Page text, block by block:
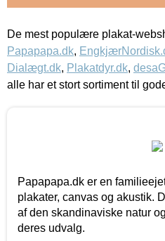
De mest populære plakat-
Papapapa.dk,
Dialægt.dk, Plakatdyr.dk,
alle har et stort sortiment til
Papapapa.dk er en
plakater, canvas og akustik.
af den skandinaviske natur
deres udvalg.